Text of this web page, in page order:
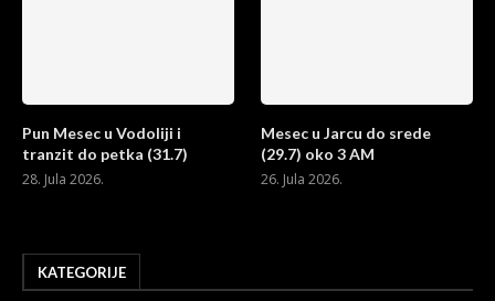
Pun Mesec u Vodoliji i
tranzit do petka (31.7)
28. Jula 2026.
Mesec u Jarcu do srede
(29.7) oko 3 AM
26. Jula 2026.
KATEGORIJE